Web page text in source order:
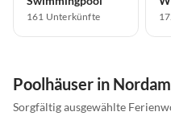
161 Unterkünfte
Poolhäuser in
Sorgfältig ausgewählte